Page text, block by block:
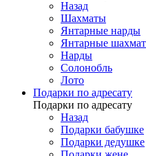
Назад
Шахматы
Янтарные нарды
Янтарные
Нарды
Солонобль
Лото
Подарки по адресату
Подарки по адресату
Назад
Подарки бабушке
Подарки дедушке